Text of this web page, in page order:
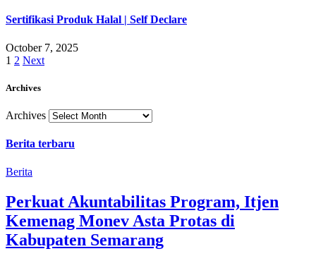
Sertifikasi Produk Halal | Self Declare
October 7, 2025
1 2 Next
Archives
Archives
Berita terbaru
Berita
Perkuat Akuntabilitas Program, Itjen
Kemenag Monev Asta Protas di
Kabupaten Semarang